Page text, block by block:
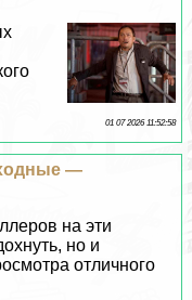
01 07 2026 11:52:58
—
на эти
но и
отличного